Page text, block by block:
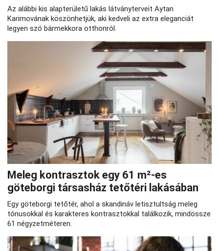
Az alábbi kis alapterületű lakás látványterveit Aytan
Karimovának köszönhetjük, aki kedveli az extra eleganciát
legyen szó bármekkora otthonról.
Meleg kontrasztok egy 61 m²-es
göteborgi társasház tetőtéri lakásában
Egy göteborgi tetőtér, ahol a skandináv letisztultság meleg
tónusokkal és karakteres kontrasztokkal találkozik, mindössze
61 négyzetméteren.